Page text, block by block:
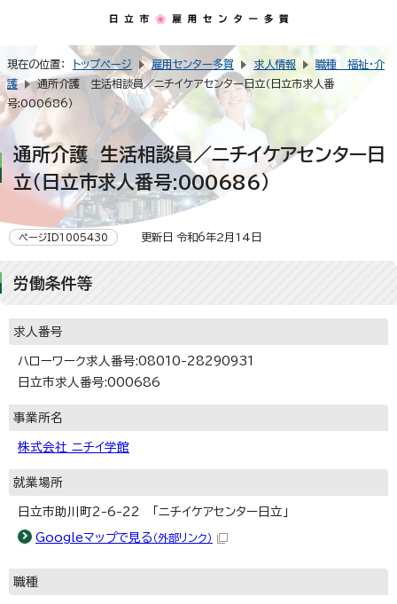
現在の位置： トップページ 雇用センター多賀 求人情報
職種 福祉・介
護
通所介護 生活相談員／ニチイケアセンター日立（日立市求人番
号:000686）
通所介護 生活相談員／ニチイケアセンター日
立（日立市求人番号:000686）
ページID1005430 更新日 令和6年2月14日
労働条件等
求人番号
ハローワーク求人番号:08010-28290931
日立市求人番号:000686
事業所名
株式会社 ニチイ学館
就業場所
日立市助川町2-6-22 「ニチイケアセンター日立」
Googleマップで見る （外部リンク）
職種